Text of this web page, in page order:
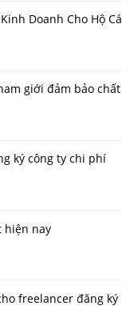
Doanh Cho Hộ Cá
giới đảm bảo chất
ký công ty chi phí
hiện nay
freelancer đăng ký